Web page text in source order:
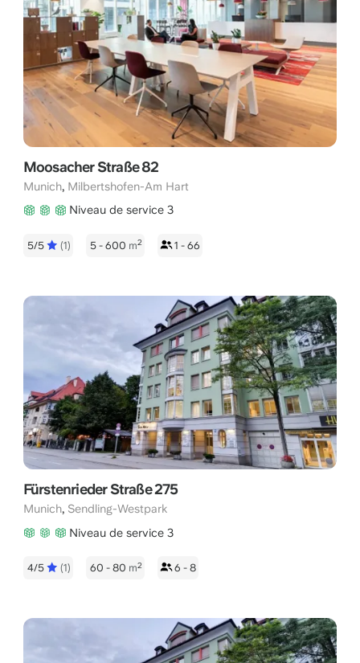
Moosacher Straße 82
Munich, Milbertshofen-Am Hart
Niveau de service 3
5/5 (1) 5 - 600 m2 1 - 66
Fürstenrieder Straße 275
Munich, Sendling-Westpark
Niveau de service 3
4/5 (1) 60 - 80 m2 6 - 8